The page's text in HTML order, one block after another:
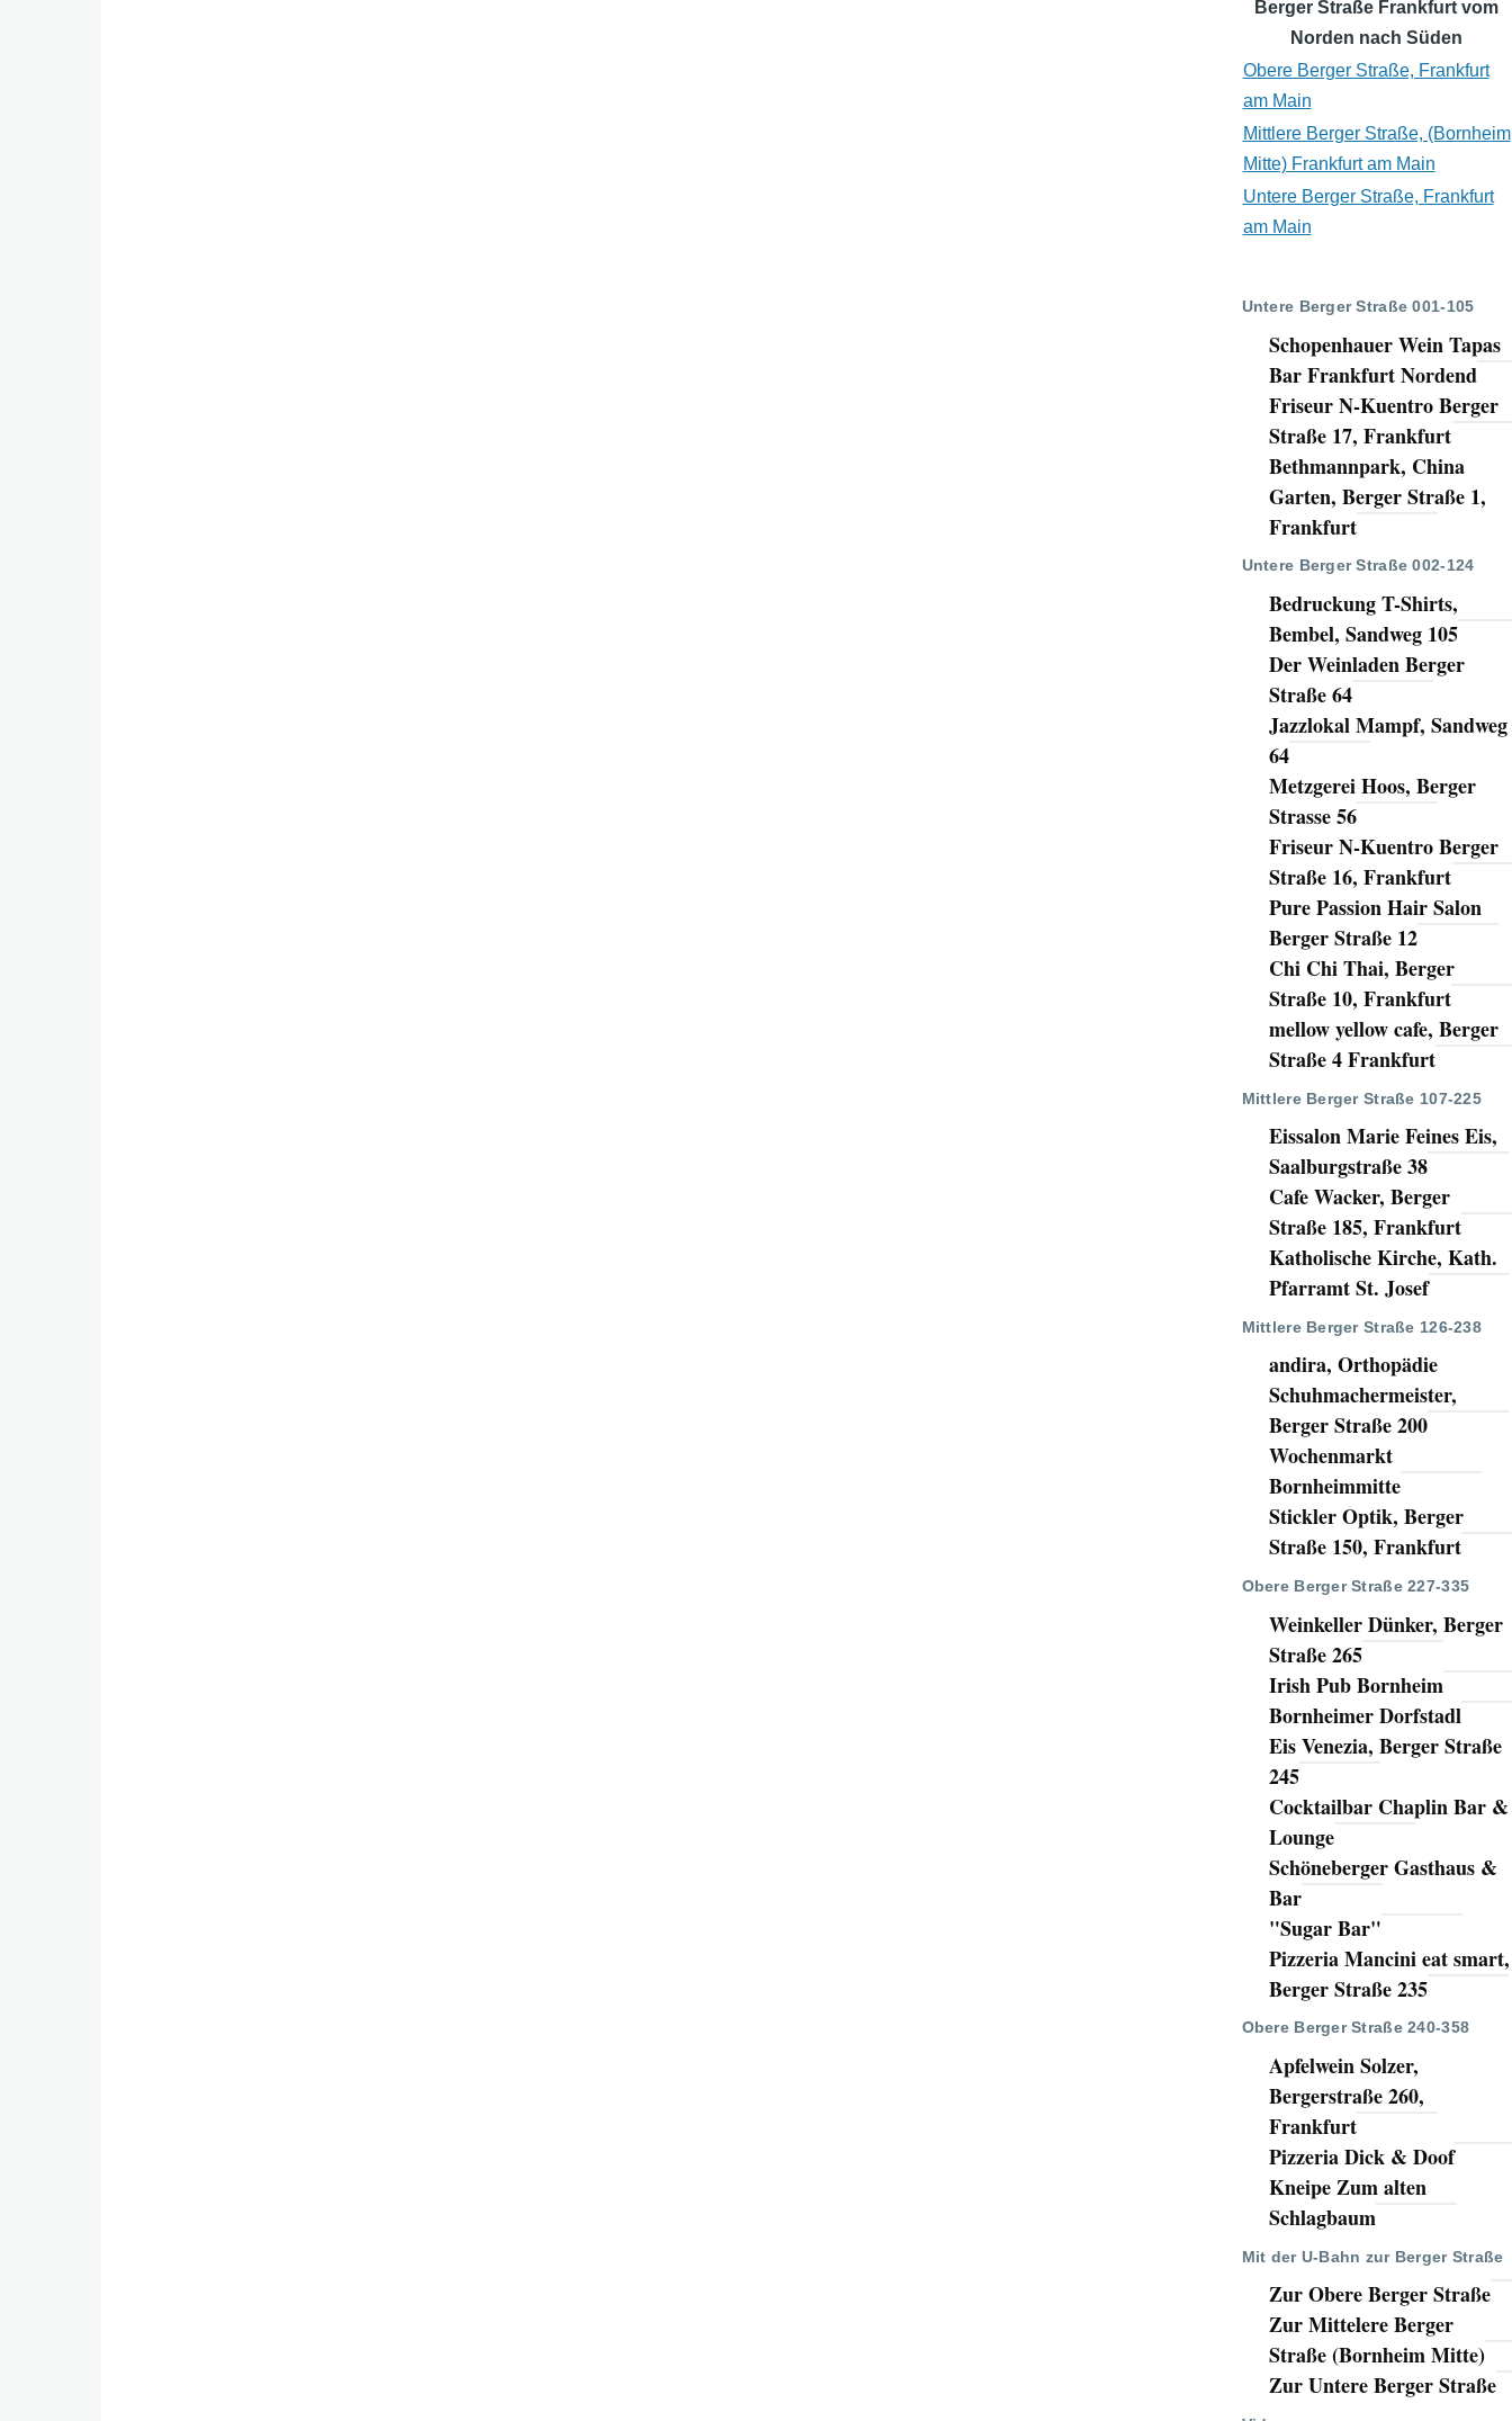
Berger Straße Frankfurt vom
Norden nach Süden
Obere Berger Straße, Frankfurt
am Main
Mittlere Berger Straße, (Bornheim
Mitte) Frankfurt am Main
Untere Berger Straße, Frankfurt
am Main
Untere Berger Straße 001-105
Schopenhauer Wein Tapas
Bar Frankfurt Nordend
Friseur N-Kuentro Berger
Straße 17, Frankfurt
Bethmannpark, China
Garten, Berger Straße 1,
Frankfurt
Untere Berger Straße 002-124
Bedruckung T-Shirts,
Bembel, Sandweg 105
Der Weinladen Berger
Straße 64
Jazzlokal Mampf, Sandweg
64
Metzgerei Hoos, Berger
Strasse 56
Friseur N-Kuentro Berger
Straße 16, Frankfurt
Pure Passion Hair Salon
Berger Straße 12
Chi Chi Thai, Berger
Straße 10, Frankfurt
mellow yellow cafe, Berger
Straße 4 Frankfurt
Mittlere Berger Straße 107-225
Eissalon Marie Feines Eis,
Saalburgstraße 38
Cafe Wacker, Berger
Straße 185, Frankfurt
Katholische Kirche, Kath.
Pfarramt St. Josef
Mittlere Berger Straße 126-238
andira, Orthopädie
Schuhmachermeister,
Berger Straße 200
Wochenmarkt
Bornheimmitte
Stickler Optik, Berger
Straße 150, Frankfurt
Obere Berger Straße 227-335
Weinkeller Dünker, Berger
Straße 265
Irish Pub Bornheim
Bornheimer Dorfstadl
Eis Venezia, Berger Straße
245
Cocktailbar Chaplin Bar &
Lounge
Schöneberger Gasthaus &
Bar
"Sugar Bar"
Pizzeria Mancini eat smart,
Berger Straße 235
Obere Berger Straße 240-358
Apfelwein Solzer,
Bergerstraße 260,
Frankfurt
Pizzeria Dick & Doof
Kneipe Zum alten
Schlagbaum
Mit der U-Bahn zur Berger Straße
Zur Obere Berger Straße
Zur Mittelere Berger
Straße (Bornheim Mitte)
Zur Untere Berger Straße